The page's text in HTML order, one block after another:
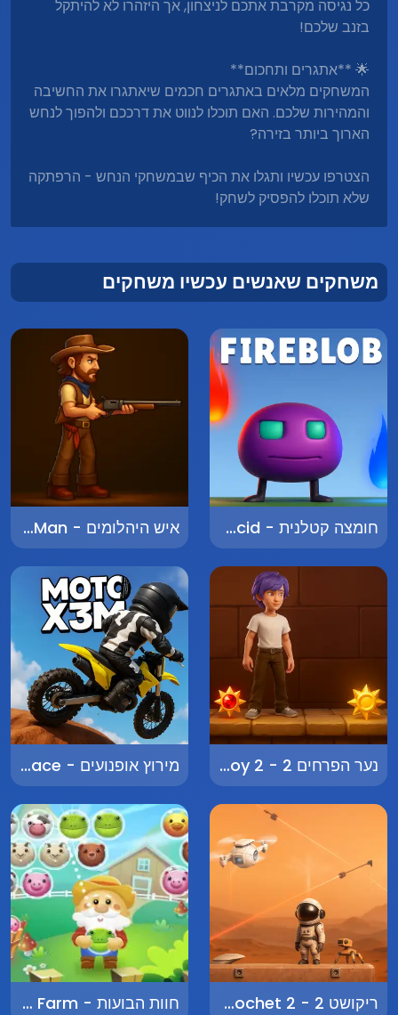
כל נגיסה מקרבת אתכם לניצחון, אך היזהרו לא להיתקל
בזנב שלכם!
🌟 **אתגרים ותחכום**
המשחקים מלאים באתגרים חכמים שיאתגרו את החשיבה
והמהירות שלכם. האם תוכלו לנווט את דרככם ולהפוך לנחש
הארוך ביותר בזירה?
הצטרפו עכשיו ותגלו את הכיף שבמשחקי הנחש - הרפתקה
שלא תוכלו להפסיק לשחק!
משחקים שאנשים עכשיו משחקים
חומצה קטלנית - Deadly Acid איש היהלומים - Diamond Man
נער הפרחים 2 - Flower Boy 2 מירוץ אופנועים - Motorcycle Race
ריקושט 2 - Ricochet 2 חוות הבועות - Bubble Farm